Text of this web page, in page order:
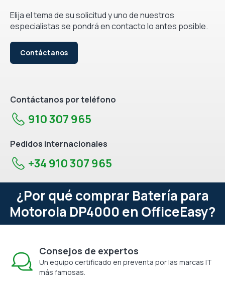
Elija el tema de su solicitud y uno de nuestros
especialistas se pondrá en contacto lo antes posible.
Contáctanos
Contáctanos por teléfono
910 307 965
Pedidos internacionales
+34 910 307 965
¿Por qué comprar Batería para
Motorola DP4000 en OfficeEasy?
Consejos de expertos
Un equipo certificado en preventa por las marcas IT
más famosas.